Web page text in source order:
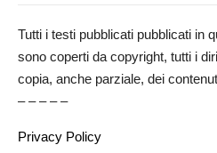
Tutti i testi pubblicati pubblicati in
sono coperti da copyright, tutti i
copia, anche parziale, dei
– – – – –
Privacy Policy